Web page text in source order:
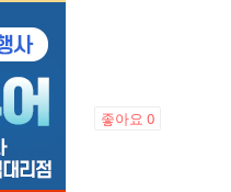
좋아요 0